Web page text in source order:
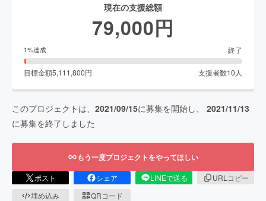
現在の支援総額
79,000円
1%達成 終了
目標金額5,111,800円 支援者数10 人
このプロジェクトは、 2021/09/15に募集を開始し、 2021/11/13
に募集を終了しました
もう一度プロジェクトをやってほしい
ポスト シェア LINEで送る
URLコピー
埋め込み
QRコード